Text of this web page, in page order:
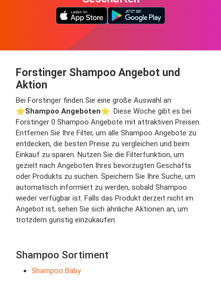
Forstinger Shampoo Angebot und
Aktion
Bei Forstinger finden Sie eine große Auswahl an
⭐️Shampoo Angeboten⭐️. Diese Woche gibt es bei
Forstinger 0 Shampoo Angebote mit attraktiven Preisen.
Entfernen Sie Ihre Filter, um alle Shampoo Angebote zu
entdecken, die besten Preise zu vergleichen und beim
Einkauf zu sparen. Nutzen Sie die Filterfunktion, um
gezielt nach Angeboten Ihres bevorzugten Geschäfts
oder Produkts zu suchen. Speichern Sie Ihre Suche, um
automatisch informiert zu werden, sobald Shampoo
wieder verfügbar ist. Falls das Produkt derzeit nicht im
Angebot ist, sehen Sie sich ähnliche Aktionen an, um
trotzdem günstig einzukaufen.
Shampoo Sortiment
Shampoo Baby